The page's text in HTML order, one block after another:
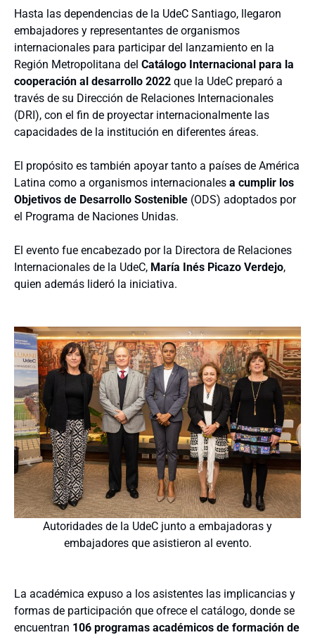
Hasta las dependencias de la UdeC Santiago, llegaron
embajadores y representantes de organismos
internacionales para participar del lanzamiento en la
Región Metropolitana del Catálogo Internacional para la
cooperación al desarrollo 2022 que la UdeC preparó a
través de su Dirección de Relaciones Internacionales
(DRI), con el fin de proyectar internacionalmente las
capacidades de la institución en diferentes áreas.
El propósito es también apoyar tanto a países de América
Latina como a organismos internacionales a cumplir los
Objetivos de Desarrollo Sostenible (ODS) adoptados por
el Programa de Naciones Unidas.
El evento fue encabezado por la Directora de Relaciones
Internacionales de la UdeC, María Inés Picazo Verdejo,
quien además lideró la iniciativa.
Autoridades de la UdeC junto a embajadoras y
embajadores que asistieron al evento.
La académica expuso a los asistentes las implicancias y
formas de participación que ofrece el catálogo, donde se
encuentran 106 programas académicos de formación de